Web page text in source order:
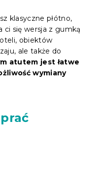
klasyczne płótno,
ci się wersja z gumką
obiektów
ale także do
atutem jest łatwe
wymiany